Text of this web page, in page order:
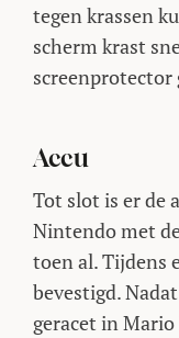
tegen krassen
scherm krast
screenprotector
Accu
Tot slot is er de
Nintendo met
toen al. Tijdens
bevestigd.
geracet in